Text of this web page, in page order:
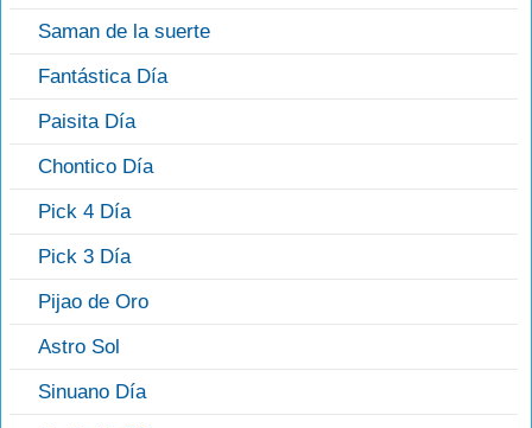
Saman de la suerte
Fantástica Día
Paisita Día
Chontico Día
Pick 4 Día
Pick 3 Día
Pijao de Oro
Astro Sol
Sinuano Día